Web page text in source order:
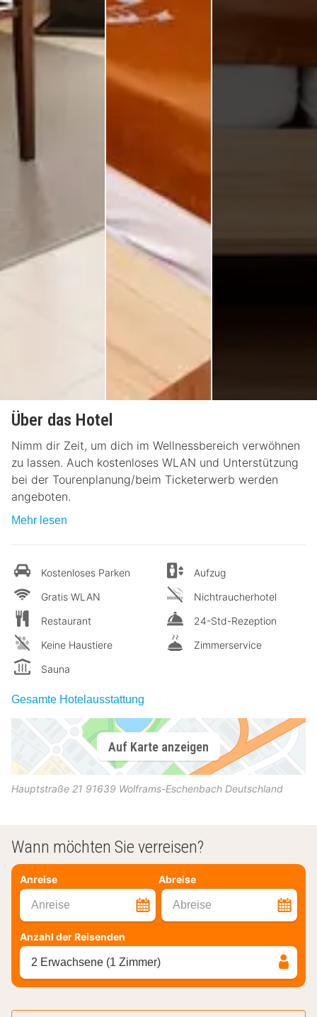
Über das Hotel
Nimm dir Zeit, um dich im Wellnessbereich verwöhnen
zu lassen. Auch kostenloses WLAN und Unterstützung
bei der Tourenplanung/beim Ticketerwerb werden
angeboten.
Mehr lesen
Kostenloses Parken
Gratis WLAN
Restaurant
Keine Haustiere
Sauna
Aufzug
Nichtraucherhotel
24-Std-Rezeption
Zimmerservice
Gesamte Hotelausstattung
Auf Karte anzeigen
Hauptstraße 21 91639 Wolframs-Eschenbach Deutschland
Wann möchten Sie verreisen?
Anreise Abreise
Anreise Abreise
Anzahl der Reisenden
2 Erwachsene (1 Zimmer)